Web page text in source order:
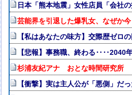
日本「熊本地震」女性店員「会社
芸能界を引退した爆乳女、なぜか
【私はあなたの味方】交際歴ゼロ
【悲報】事務職、終わる‥‥2040
杉浦友紀アナ おとな時間研究所
【衝撃】実は主人公が「悪側」だ